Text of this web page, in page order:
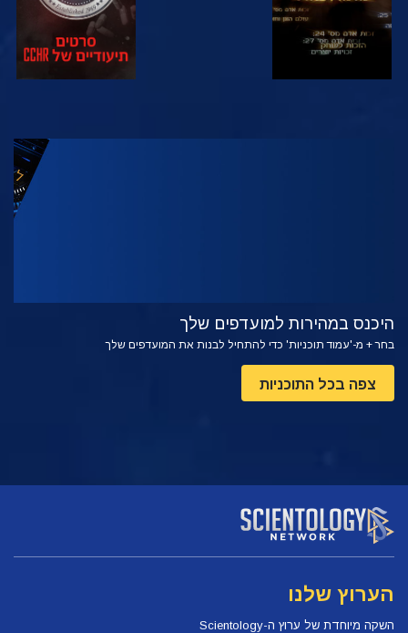
בדוק את הסדרה
היכנס במהירות למועדפים שלך
בחר + מ-'עמוד תוכניות' כדי להתחיל לבנות את המועדפים שלך
צפה בכל התוכניות
הערוץ שלנו
השקה מיוחדת של ערוץ ה-Scientology